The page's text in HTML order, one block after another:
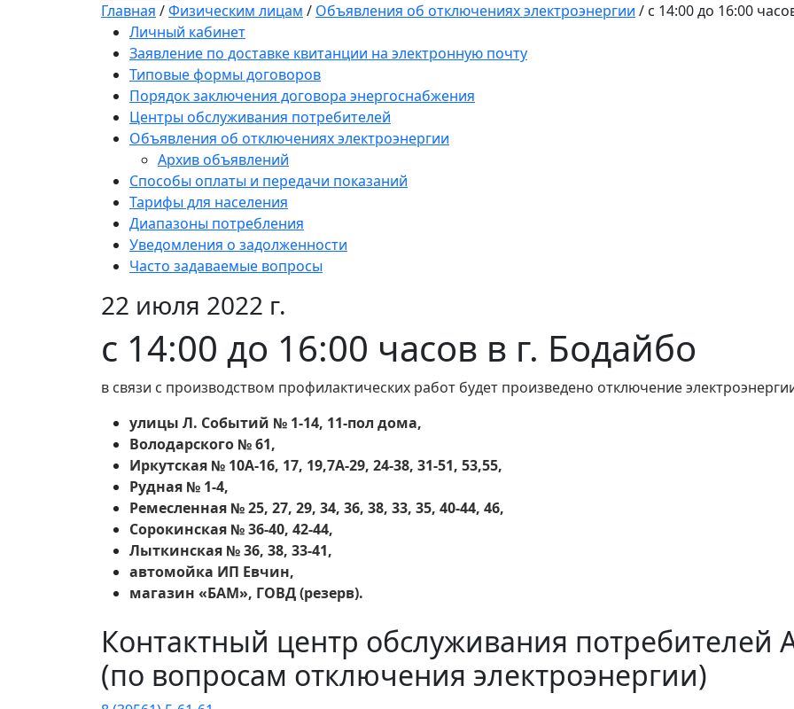
Главная /Физическим лицам / Объявления об отключениях электроэнергии / с 14:00 до 16:00
Личный кабинет
Заявление по доставке квитанции на электронную почту
Типовые формы договоров
Порядок заключения договора энергоснабжения
Центры обслуживания потребителей
Объявления об отключениях электроэнергии
Архив объявлений
Способы оплаты и передачи показаний
Тарифы для населения
Диапазоны потребления
Уведомления о задолженности
Часто задаваемые вопросы
22 июля 2022 г.
с 14:00 до 16:00 часов в г. Бодайбо
в связи с производством профилактических работ будет произведено отключение
улицы Л. Событий № 1-14, 11-пол дома,
Володарского № 61,
Иркутская № 10А-16, 17, 19,7А-29, 24-38, 31-51, 53,55,
Рудная № 1-4,
Ремесленная № 25, 27, 29, 34, 36, 38, 33, 35, 40-44, 46,
Сорокинская № 36-40, 42-44,
Лыткинская № 36, 38, 33-41,
автомойка ИП Евчин,
магазин «БАМ», ГОВД (резерв).
Контактный центр обслуживания потребителей
(по вопросам отключения электроэнергии)